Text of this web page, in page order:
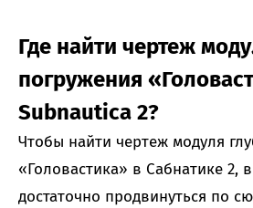
Где найти чертеж
погружения
Subnautica 2?
Чтобы найти чертеж модуля
«Головастика» в Сабнатике 2,
достаточно продвинуться по